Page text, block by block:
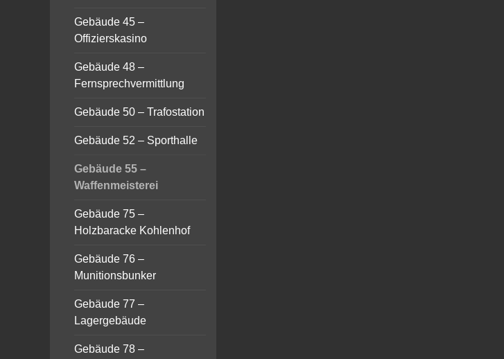
Gebäude 45 –
Offizierskasino
Gebäude 48 –
Fernsprechvermittlung
Gebäude 50 – Trafostation
Gebäude 52 – Sporthalle
Gebäude 55 –
Waffenmeisterei
Gebäude 75 –
Holzbaracke Kohlenhof
Gebäude 76 –
Munitionsbunker
Gebäude 77 –
Lagergebäude
Gebäude 78 –